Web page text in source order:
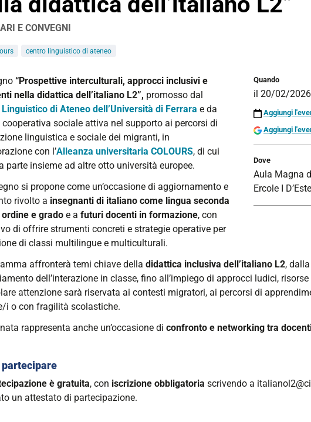
E CONVEGNI
centro linguistico di ateneo
it/eventi/2026/febbraio/convegno-
Quando
il 20/02/2026
Aggiungi
Aggiungi
Dove
Aula Magna
Ercole I
“Prospettive interculturali, approcci inclusivi e
nella didattica dell’italiano L2”, promosso dal
di Ateneo dell’Università di Ferrara e da
cooperativa sociale attiva nel supporto ai percorsi di
linguistica e sociale dei migranti, in
con l’Alleanza universitaria COLOURS, di cui
parte insieme ad altre otto università europee.
si propone come un’occasione di aggiornamento e
rivolto a insegnanti di italiano come lingua seconda
e grado e a futuri docenti in formazione, con
di offrire strumenti concreti e strategie operative per
di classi multilingue e multiculturali.
affronterà temi chiave della didattica inclusiva dell’italiano L2,
dell’interazione in classe, fino all’impiego di approcci ludici,
attenzione sarà riservata ai contesti migratori, ai percorsi di
i o con fragilità scolastiche.
rappresenta anche un’occasione di confronto e networking tra
partecipare
è gratuita, con iscrizione obbligatoria scrivendo a
un attestato di partecipazione.